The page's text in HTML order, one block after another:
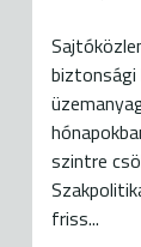
biztonsági
szintre
friss...